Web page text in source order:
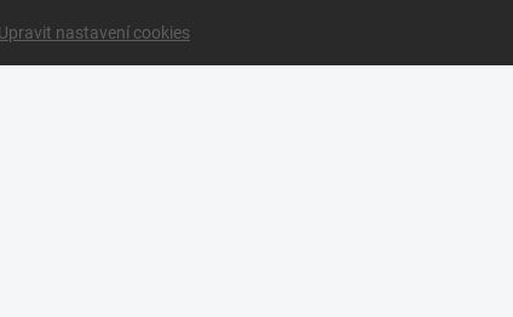
Upravit nastavení cookies